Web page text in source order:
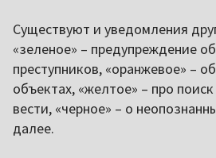
Существуют и уведомления
«зеленое» – предупреждение
преступников, «оранжевое» –
объектах, «желтое» – про
вести, «черное» – о
далее.